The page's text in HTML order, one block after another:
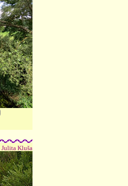
Julita Kluša